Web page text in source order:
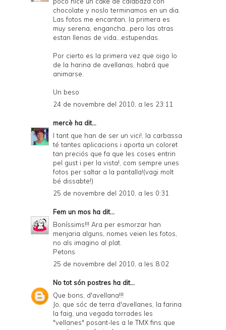
chocolate y noslo terminamos en un dia.
Las fotos me encantan, la primera es
muy serena, engancha...pero las otras
estan llenas de vida...estupendas.
Por cierto es la primera vez que oigo lo
de la harina de avellanas, habrá que
animarse.
Un beso
24 de novembre del 2010, a les 23:11
mercè ha dit...
I tant que han de ser un vici!, la carbassa
té tantes aplicacions i aporta un coloret
tan preciós que fa que les coses entrin
pel gust i per la vista!, com sempre unes
fotos per saltar a la pantalla!(vagi molt
bé dissabte!)
25 de novembre del 2010, a les 0:31
Fem un mos ha dit...
Boníssims!!! Ara per esmorzar han
menjaria alguns, nomes veien les fotos,
no als imagino al plat.
Petons
25 de novembre del 2010, a les 8:02
No tot són postres ha dit...
Que bons, d'avellana!!!
Jo, que sóc de terra d'avellanes, la farina
la faig, una vegada torrades les
"vellanes" posant-les a le TMX fins que